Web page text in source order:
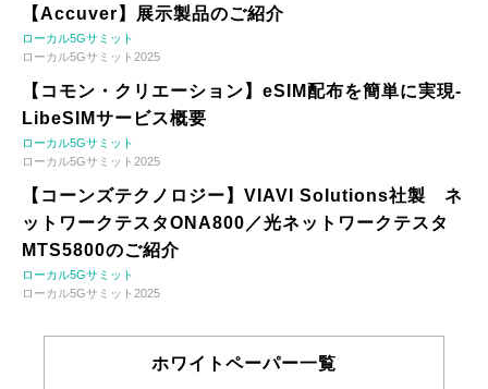
【Accuver】展示製品のご紹介
ローカル5Gサミット
ローカル5Gサミット2025
【コモン・クリエーション】eSIM配布を簡単に実現-
LibeSIMサービス概要
ローカル5Gサミット
ローカル5Gサミット2025
【コーンズテクノロジー】VIAVI Solutions社製 ネ
ットワークテスタONA800／光ネットワークテスタ
MTS5800のご紹介
ローカル5Gサミット
ローカル5Gサミット2025
ホワイトペーパー一覧